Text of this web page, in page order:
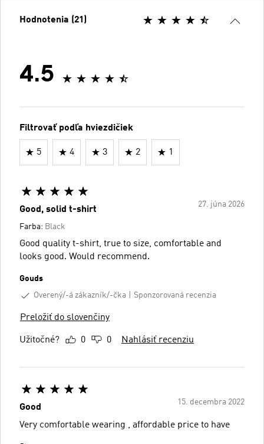
Hodnotenia (21)
4.5
Filtrovať podľa hviezdičiek
5 4 3 2 1
27. júna 2026
Good, solid t-shirt
Farba: Black
Good quality t-shirt, true to size, comfortable and
looks good. Would recommend.
Gouds
Overený/-á zákazník/-čka
Sponzorovaná recenzia
Preložiť do slovenčiny
Užitočné? 0 0 Nahlásiť recenziu
15. decembra 2022
Good
Very comfortable wearing , affordable price to have